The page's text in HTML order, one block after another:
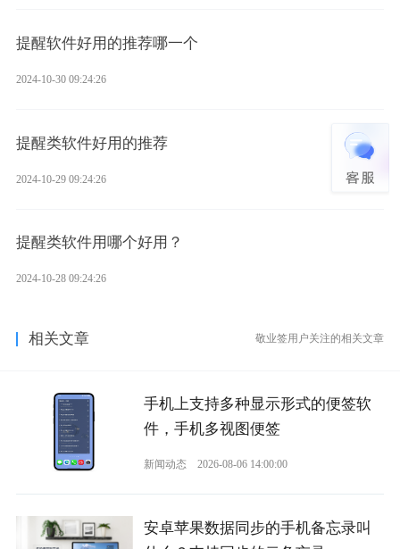
提醒软件好用的推荐哪一个
2024-10-30 09:24:26
提醒类软件好用的推荐
2024-10-29 09:24:26
提醒类软件用哪个好用？
2024-10-28 09:24:26
相关文章 敬业签用户关注的相关文章
手机上支持多种显示形式的便签软
件，手机多视图便签
新闻动态 2026-08-06 14:00:00
安卓苹果数据同步的手机备忘录叫